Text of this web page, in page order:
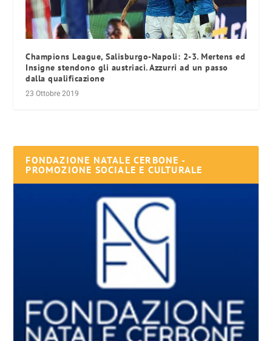
Champions League, Salisburgo-Napoli: 2-3. Mertens ed
Insigne stendono gli austriaci. Azzurri ad un passo
dalla qualificazione
23 Ottobre 2019
FONDAZIONE NATALE CERBONE -
PROMOZIONE SOCIALE E CULTURALE